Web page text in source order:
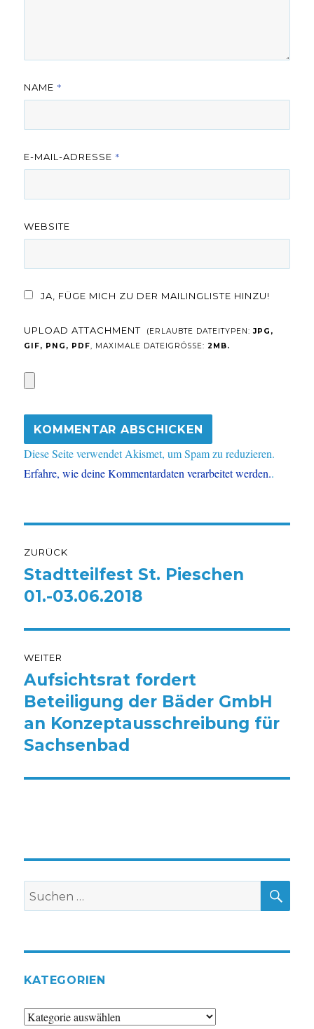
NAME *
E-MAIL-ADRESSE *
WEBSITE
JA, FÜGE MICH ZU DER MAILINGLISTE HINZU!
UPLOAD ATTACHMENT (ERLAUBTE DATEITYPEN:JPG,
GIF, PNG, PDF, MAXIMALE DATEIGRÖSSE: 2MB.
Diese Seite verwendet Akismet, um Spam zu reduzieren.
Erfahre, wie deine Kommentardaten verarbeitet werden..
ZURÜCK
Vorheriger
Beitrag:
Stadtteilfest St. Pieschen
01.-03.06.2018
WEITER
Nächster
Beitrag:
Aufsichtsrat fordert
Beteiligung der Bäder GmbH
an Konzeptausschreibung für
Sachsenbad
Suche
nach:
KATEGORIEN
Kategorien